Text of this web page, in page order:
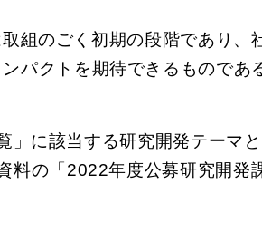
組のごく初期の段階であり、
パクトを期待できるものであ
」に該当する研究開発テーマ
料の「2022年度公募研究開発